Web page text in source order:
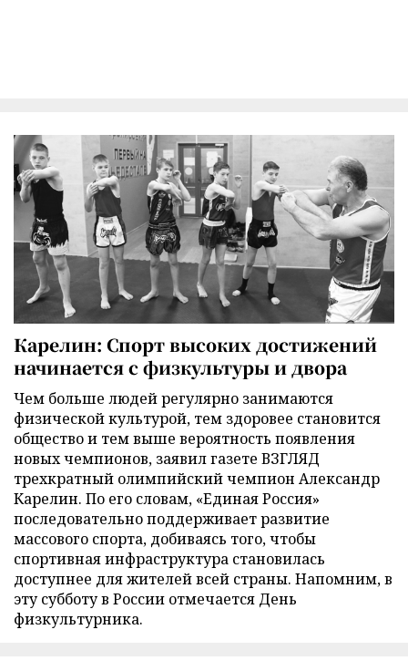
Карелин: Спорт высоких достижений
начинается с физкультуры и двора
Чем больше людей регулярно занимаются
физической культурой, тем здоровее становится
общество и тем выше вероятность появления
новых чемпионов, заявил газете ВЗГЛЯД
трехкратный олимпийский чемпион Александр
Карелин. По его словам, «Единая Россия»
последовательно поддерживает развитие
массового спорта, добиваясь того, чтобы
спортивная инфраструктура становилась
доступнее для жителей всей страны. Напомним, в
эту субботу в России отмечается День
физкультурника.